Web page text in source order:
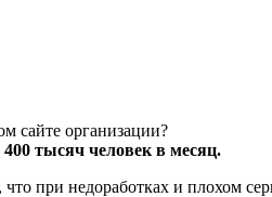
сайте организации?
тысяч человек в месяц.
при недоработках и плохом